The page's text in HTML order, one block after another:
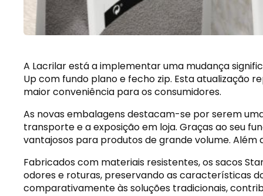
A Lacrilar está a implementar uma mudança
Up com fundo plano e fecho zip. Esta atualização
maior conveniência para os consumidores.
As novas embalagens destacam-se por serem
transporte e a exposição em loja. Graças ao seu
vantajosos para produtos de grande volume.
Fabricados com materiais resistentes, os sacos
odores e roturas, preservando as características
comparativamente às soluções tradicionais,